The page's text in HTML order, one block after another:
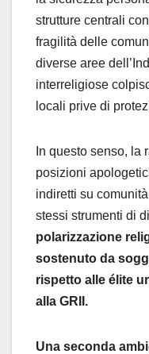
strutture centrali
fragilità delle
diverse aree
interreligiose
locali prive di
In questo senso, la
posizioni
indiretti su
stessi strumenti di
polarizzazione
sostenuto da
rispetto alle élite
alla GRII.
Una seconda